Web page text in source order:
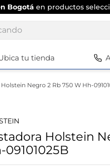
Bogotá en productos
tu tienda
Negro 2 Rb 750 W Hh-
Holstein
09101025B
buscados